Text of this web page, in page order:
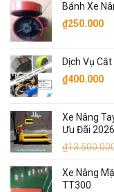
Bánh Xe
₫250.000
Dịch Vụ
₫400.000
Xe Nâng
Ưu Đãi 2026
₫
Xe Nâng
TT300